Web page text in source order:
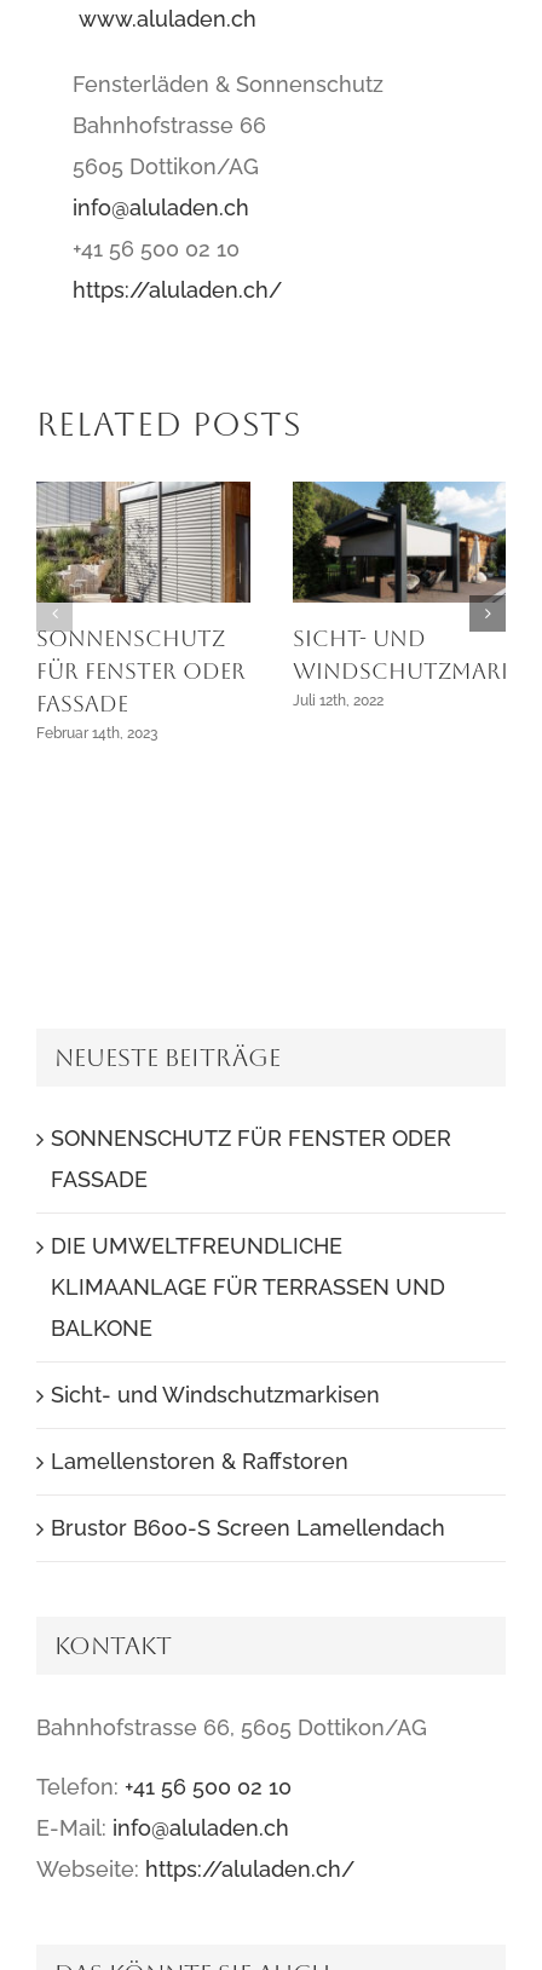
www.aluladen.ch
Fensterläden & Sonnenschutz
Bahnhofstrasse 66
5605 Dottikon/AG
info@aluladen.ch
+41 56 500 02 10
https://aluladen.ch/
Related Posts
SONNENSCHUTZ
FÜR FENSTER ODER
FASSADE
Februar 14th, 2023
Sicht- und
Juli 12th, 2022
Neueste Beiträge
SONNENSCHUTZ FÜR FENSTER ODER
FASSADE
DIE UMWELTFREUNDLICHE
KLIMAANLAGE FÜR TERRASSEN UND
BALKONE
Sicht- und Windschutzmarkisen
Lamellenstoren & Raffstoren
Brustor B600-S Screen Lamellendach
Kontakt
Bahnhofstrasse 66, 5605 Dottikon/AG
Telefon: +41 56 500 02 10
E-Mail: info@aluladen.ch
Webseite: https://aluladen.ch/